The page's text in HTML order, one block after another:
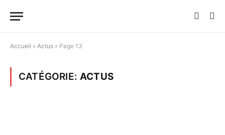
Accueil » Actus » Page 13
CATÉGORIE:ACTUS